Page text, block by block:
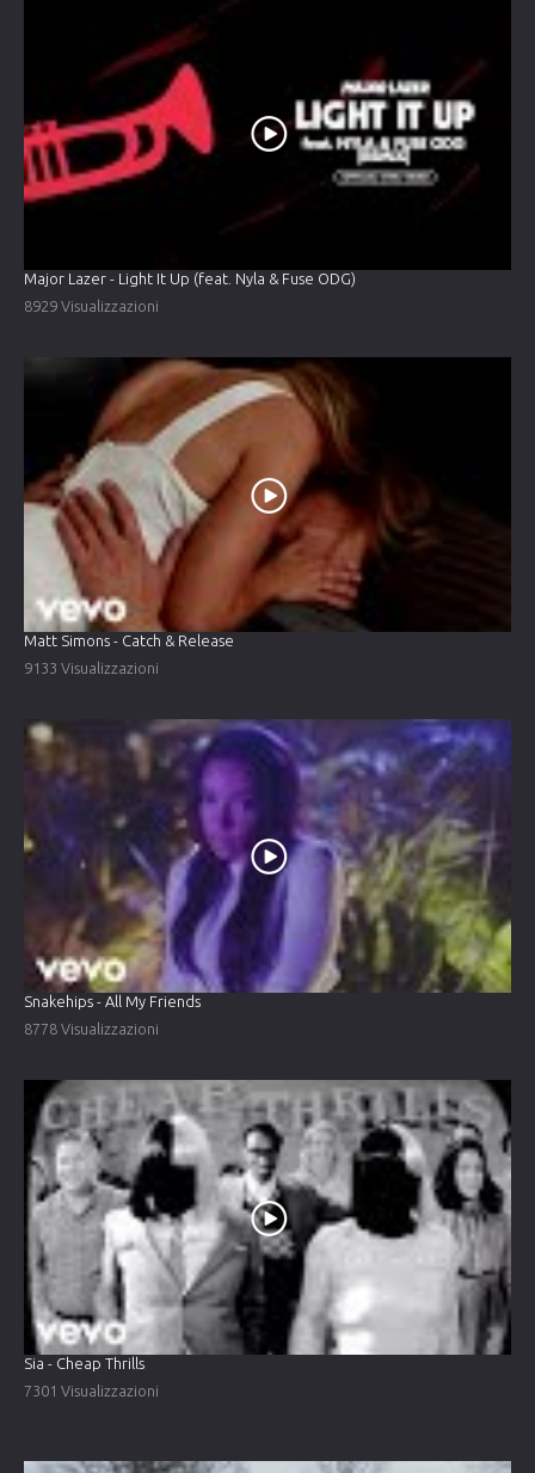
Major Lazer - Light It Up (feat. Nyla & Fuse ODG)
8929 Visualizzazioni
Matt Simons - Catch & Release
9133 Visualizzazioni
Snakehips - All My Friends
8778 Visualizzazioni
Sia - Cheap Thrills
7301 Visualizzazioni